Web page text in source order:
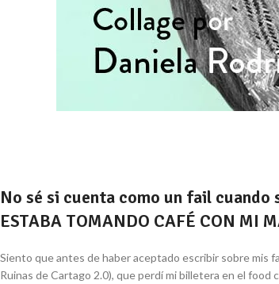
No sé si cuenta como un fail cuando
ESTABA TOMANDO CAFÉ CON MI
Siento que antes de haber aceptado escribir sobre mis
Ruinas de Cartago 2.0), que perdí mi billetera en el